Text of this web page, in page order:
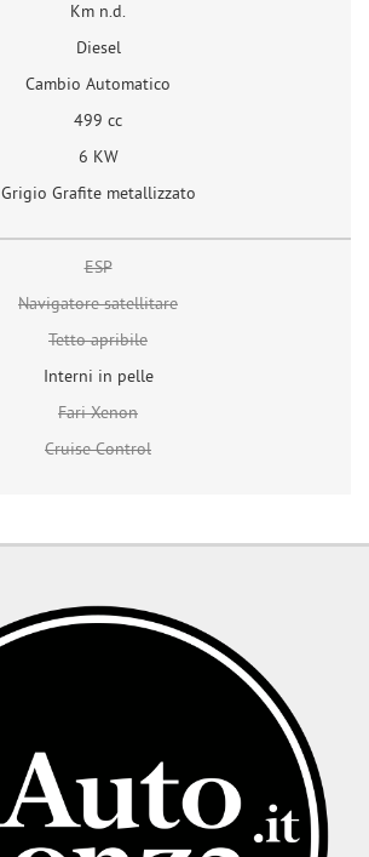
Km n.d.
Diesel
Cambio Automatico
499 cc
6 KW
Grigio Grafite metallizzato
ESP
Navigatore satellitare
Tetto apribile
Interni in pelle
Fari Xenon
Cruise Control